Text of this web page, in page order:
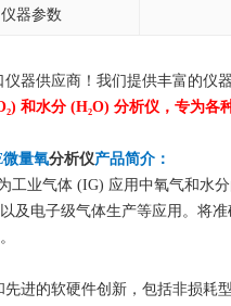
仪器参数
仪器供应商！我们提供丰富的仪
和水分 (H₂O) 分析仪，专为
微量氧分析仪产品简介：
工业气体 (IG) 应用中氧气和
及电子级气体生产等应用。将
先进的软硬件创新，包括非损